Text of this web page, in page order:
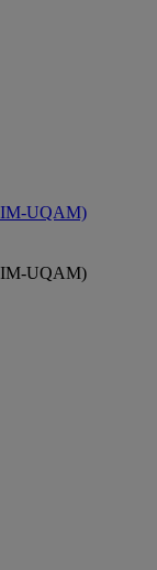
UQAM)
UQAM)